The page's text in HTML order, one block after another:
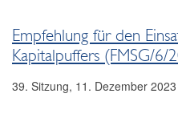
2026
2025
Empfehlung für den
Kapitalpuffers (FMSG/6/
39. Sitzung, 11. Dezember 2023